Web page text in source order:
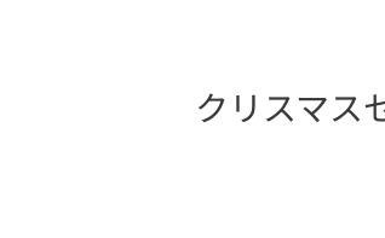
クリスマス